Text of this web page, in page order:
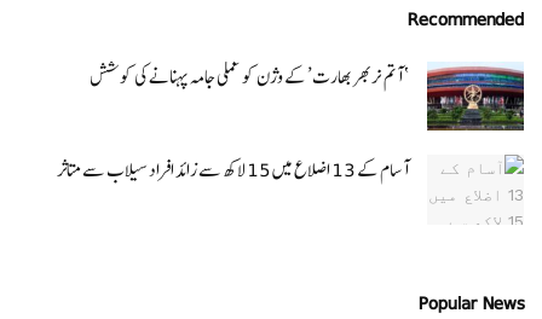
Recommended
‘ آتم نربھر بھارت’ کے وژن کو عملی جامہ پہنانے کی کوشش
آسام کے 13 اضلاع میں 15 لاکھ سے زائد افراد سیلاب سے متاثر
Popular News